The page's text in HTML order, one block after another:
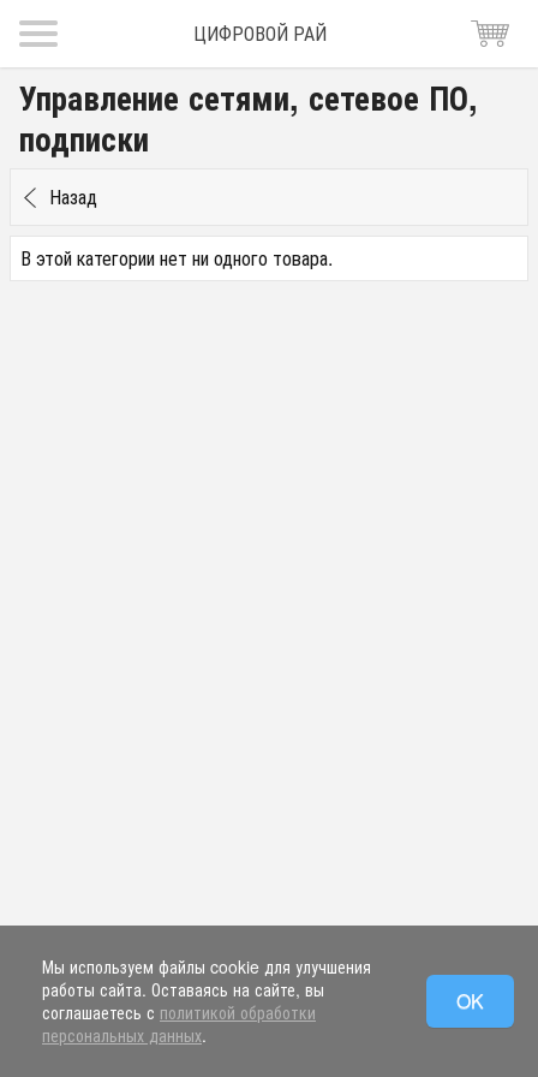
ЦИФРОВОЙ РАЙ
Управление сетями, сетевое ПО,
подписки
Назад
В этой категории нет ни одного товара.
Мы используем файлы cookie для улучшения
работы сайта. Оставаясь на сайте, вы
соглашаетесь с политикой обработки
персональных данных.
OK